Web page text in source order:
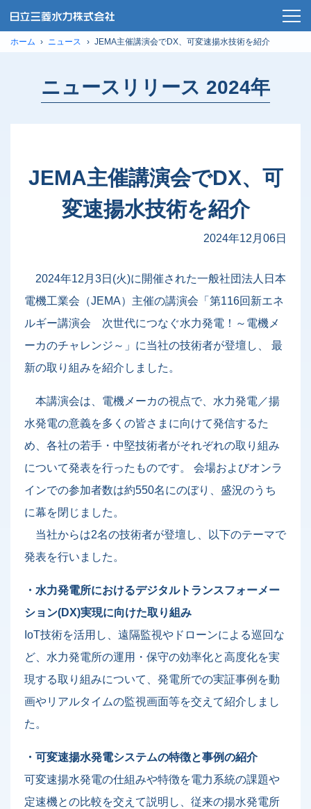
ホーム ニュース JEMA主催講演会でDX、可変速揚水技術を紹介
ニュースリリース 2024年
JEMA主催講演会でDX、可
変速揚水技術を紹介
2024年12月06日
2024年12月3日(火)に開催された一般社団法人日本
電機工業会（JEMA）主催の講演会「第116回新エネ
ルギー講演会 次世代につなぐ水力発電！～電機メ
ーカのチャレンジ～」に当社の技術者が登壇し、 最
新の取り組みを紹介しました。
本講演会は、電機メーカの視点で、水力発電／揚
水発電の意義を多くの皆さまに向けて発信するた
め、各社の若手・中堅技術者がそれぞれの取り組み
について発表を行ったものです。 会場およびオンラ
インでの参加者数は約550名にのぼり、盛況のうち
に幕を閉じました。
当社からは2名の技術者が登壇し、以下のテーマで
発表を行いました。
・水力発電所におけるデジタルトランスフォーメー
ション(DX)実現に向けた取り組み
IoT技術を活用し、遠隔監視やドローンによる巡回な
ど、水力発電所の運用・保守の効率化と高度化を実
現する取り組みについて、発電所での実証事例を動
画やリアルタイムの監視画面等を交えて紹介しまし
た。
・可変速揚水発電システムの特徴と事例の紹介
可変速揚水発電の仕組みや特徴を電力系統の課題や
定速機との比較を交えて説明し、従来の揚水発電所